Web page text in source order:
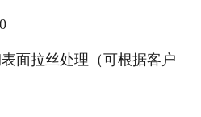
面拉丝处理（可根据客户